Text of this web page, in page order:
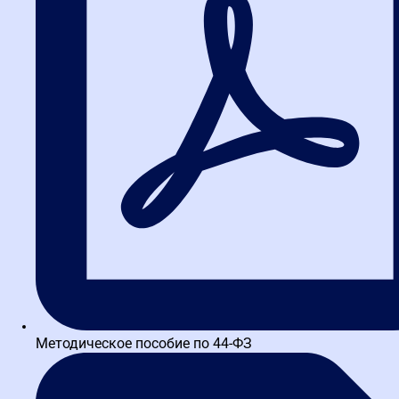
работа с фильтрами поиска
Методическое пособие по 44-ФЗ